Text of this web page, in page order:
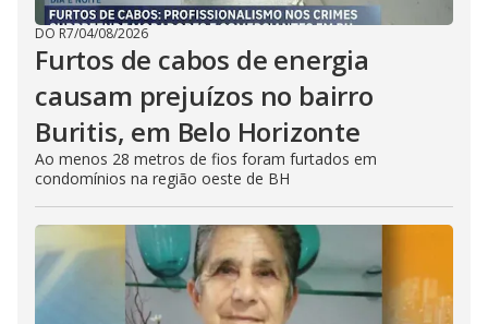
DO R7/04/08/2026
Furtos de cabos de energia
causam prejuízos no bairro
Buritis, em Belo Horizonte
Ao menos 28 metros de fios foram furtados em
condomínios na região oeste de BH